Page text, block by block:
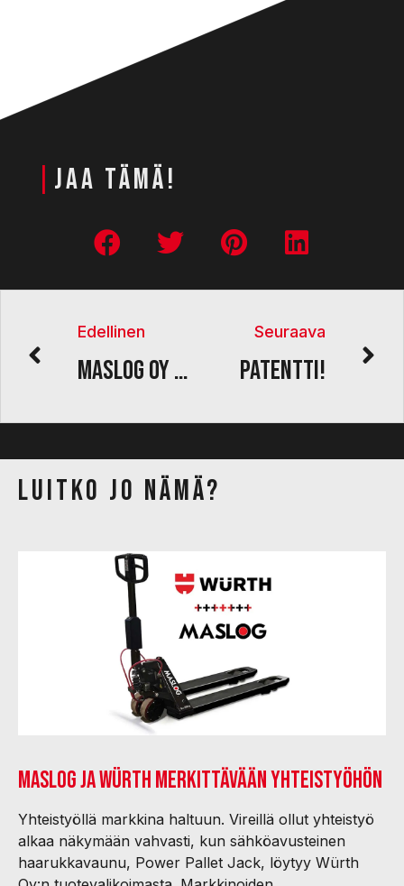
JAA TÄMÄ!
Edellinen
Maslog Oy mukana Kasvu Open -finaalissa!
Seuraava
Patentti!
Luitko jo nämä?
Maslog ja Würth merkittävään yhteistyöhön
Yhteistyöllä markkina haltuun. Vireillä ollut yhteistyö
alkaa näkymään vahvasti, kun sähköavusteinen
haarukkavaunu, Power Pallet Jack, löytyy Würth